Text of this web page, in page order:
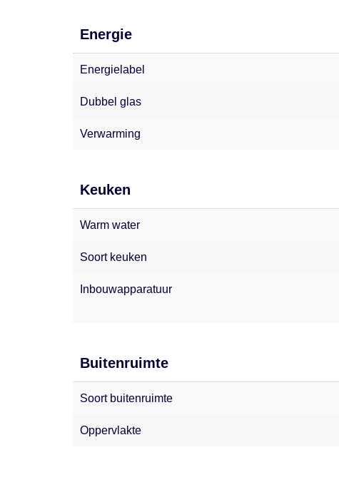
Energie
Energielabel
Dubbel glas
Verwarming
Keuken
Warm water
Soort keuken
Inbouwapparatuur
Buitenruimte
Soort buitenruimte
Oppervlakte